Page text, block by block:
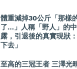
體重減掉30公斤「那樣
了…」人稱「野人」的
露，引退後的真實現狀
下去」
至高的三冠王者 三澤光